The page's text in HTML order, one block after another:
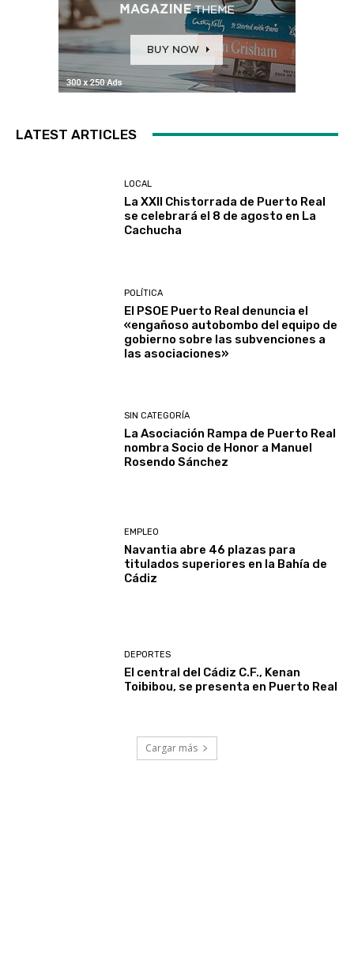
LATEST ARTICLES
LOCAL
La XXII Chistorrada de Puerto Real
se celebrará el 8 de agosto en La
Cachucha
POLÍTICA
El PSOE Puerto Real denuncia el
«engañoso autobombo del equipo de
gobierno sobre las subvenciones a
las asociaciones»
SIN CATEGORÍA
La Asociación Rampa de Puerto Real
nombra Socio de Honor a Manuel
Rosendo Sánchez
EMPLEO
Navantia abre 46 plazas para
titulados superiores en la Bahía de
Cádiz
DEPORTES
El central del Cádiz C.F., Kenan
Toibibou, se presenta en Puerto Real
Cargar más